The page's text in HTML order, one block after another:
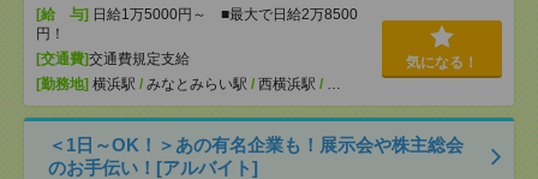
[給 与] 日給1万5000円～ ■最大で日給2万8500
円！
[交通費]交通費規定支給
[勤務地] 横浜駅 / みなとみらい駅 / 西横浜駅 / …
気になる！
＜1日～OK！＞あの有名企業も！展示会や株主総会
のお手伝い！[アルバイト]